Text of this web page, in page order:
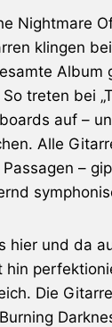
Nightmare
klingen
Album
treten bei
auf –
Alle
–
hier und da
hin
Die